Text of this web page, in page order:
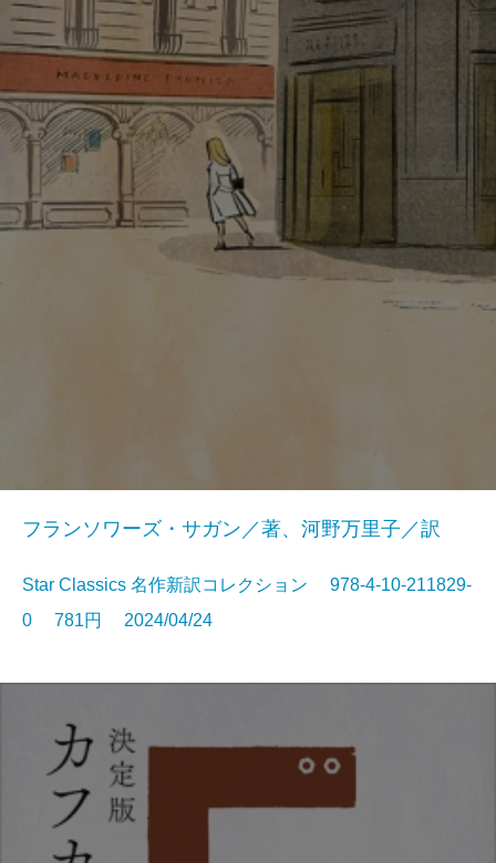
フランソワーズ・サガン／著、河野万里子／訳
Star Classics 名作新訳コレクション 978-4-10-211829-
0 781円 2024/04/24